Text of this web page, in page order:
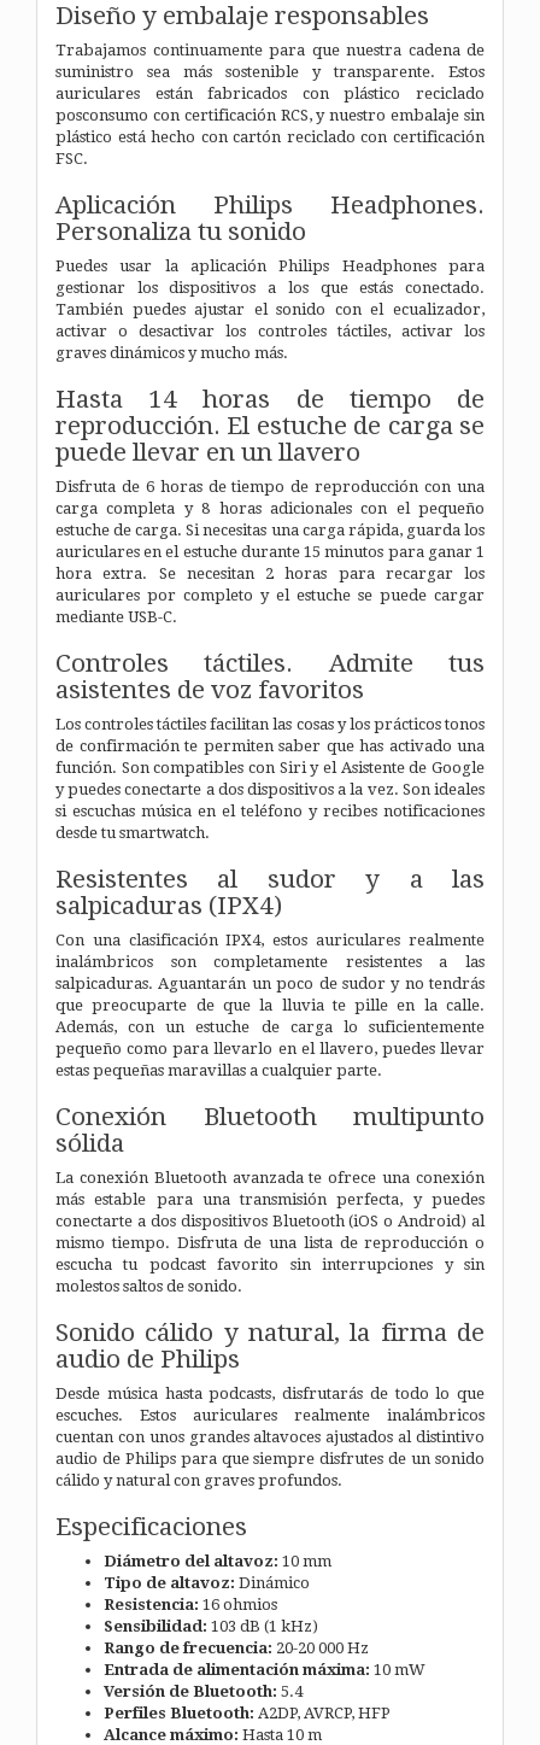
Diseño y embalaje responsables
Trabajamos continuamente para que nuestra cadena de
suministro sea más sostenible y transparente. Estos
auriculares están fabricados con plástico reciclado
posconsumo con certificación RCS, y nuestro embalaje sin
plástico está hecho con cartón reciclado con certificación
FSC.
Aplicación Philips Headphones.
Personaliza tu sonido
Puedes usar la aplicación Philips Headphones para
gestionar los dispositivos a los que estás conectado.
También puedes ajustar el sonido con el ecualizador,
activar o desactivar los controles táctiles, activar los
graves dinámicos y mucho más.
Hasta 14 horas de tiempo de
reproducción. El estuche de carga se
puede llevar en un llavero
Disfruta de 6 horas de tiempo de reproducción con una
carga completa y 8 horas adicionales con el pequeño
estuche de carga. Si necesitas una carga rápida, guarda los
auriculares en el estuche durante 15 minutos para ganar 1
hora extra. Se necesitan 2 horas para recargar los
auriculares por completo y el estuche se puede cargar
mediante USB-C.
Controles táctiles. Admite tus
asistentes de voz favoritos
Los controles táctiles facilitan las cosas y los prácticos tonos
de confirmación te permiten saber que has activado una
función. Son compatibles con Siri y el Asistente de Google
y puedes conectarte a dos dispositivos a la vez. Son ideales
si escuchas música en el teléfono y recibes notificaciones
desde tu smartwatch.
Resistentes al sudor y a las
salpicaduras (IPX4)
Con una clasificación IPX4, estos auriculares realmente
inalámbricos son completamente resistentes a las
salpicaduras. Aguantarán un poco de sudor y no tendrás
que preocuparte de que la lluvia te pille en la calle.
Además, con un estuche de carga lo suficientemente
pequeño como para llevarlo en el llavero, puedes llevar
estas pequeñas maravillas a cualquier parte.
Conexión Bluetooth multipunto
sólida
La conexión Bluetooth avanzada te ofrece una conexión
más estable para una transmisión perfecta, y puedes
conectarte a dos dispositivos Bluetooth (iOS o Android) al
mismo tiempo. Disfruta de una lista de reproducción o
escucha tu podcast favorito sin interrupciones y sin
molestos saltos de sonido.
Sonido cálido y natural, la firma de
audio de Philips
Desde música hasta podcasts, disfrutarás de todo lo que
escuches. Estos auriculares realmente inalámbricos
cuentan con unos grandes altavoces ajustados al distintivo
audio de Philips para que siempre disfrutes de un sonido
cálido y natural con graves profundos.
Especificaciones
Diámetro del altavoz: 10 mm
Tipo de altavoz: Dinámico
Resistencia: 16 ohmios
Sensibilidad: 103 dB (1 kHz)
Rango de frecuencia: 20-20 000 Hz
Entrada de alimentación máxima: 10 mW
Versión de Bluetooth: 5.4
Perfiles Bluetooth: A2DP, AVRCP, HFP
Alcance máximo: Hasta 10 m